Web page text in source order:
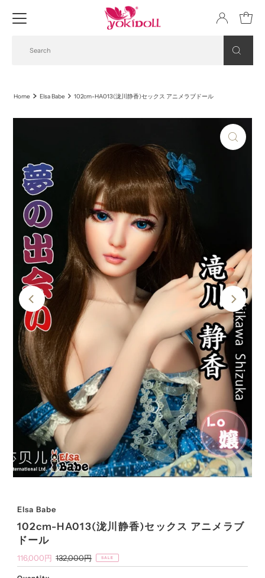
Home Elsa Babe 102cm-HA013(泷川静香)セックス アニメラブドール
Elsa Babe
102cm-HA013(泷川静香)セックス アニメラブ
ドール
Sale
Price
116,000円 Regular
Price
132,000円 SALE